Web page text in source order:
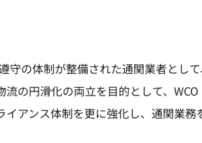
の体制が整備された通関業者とし
の円滑化の両立を目的として、
アンス体制を更に強化し、通関業